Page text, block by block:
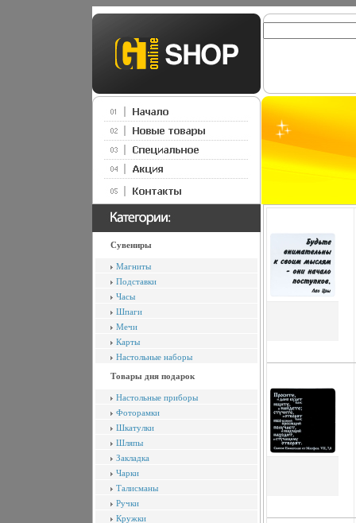
Сувениры
Магниты
Подставки
Часы
Шпаги
Мечи
Карты
Настольные наборы
Товары дня подарок
Настольные приборы
Фоторамки
Шкатулки
Шляпы
Закладка
Чарки
Талисманы
Ручки
Кружки